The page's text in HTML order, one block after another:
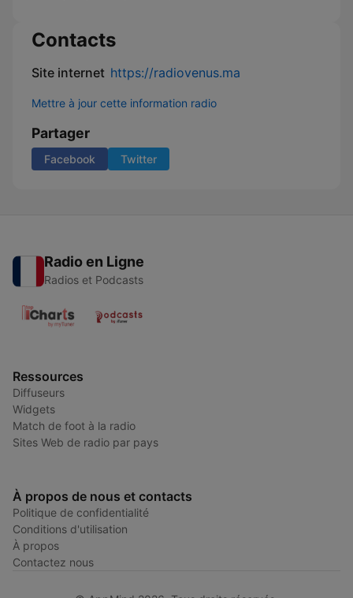
Contacts
Site internet https://radiovenus.ma
Mettre à jour cette information radio
Partager
Facebook Twitter
Radio en Ligne
Radios et Podcasts
Ressources
Diffuseurs
Widgets
Match de foot à la radio
Sites Web de radio par pays
À propos de nous et contacts
Politique de confidentialité
Conditions d'utilisation
À propos
Contactez nous